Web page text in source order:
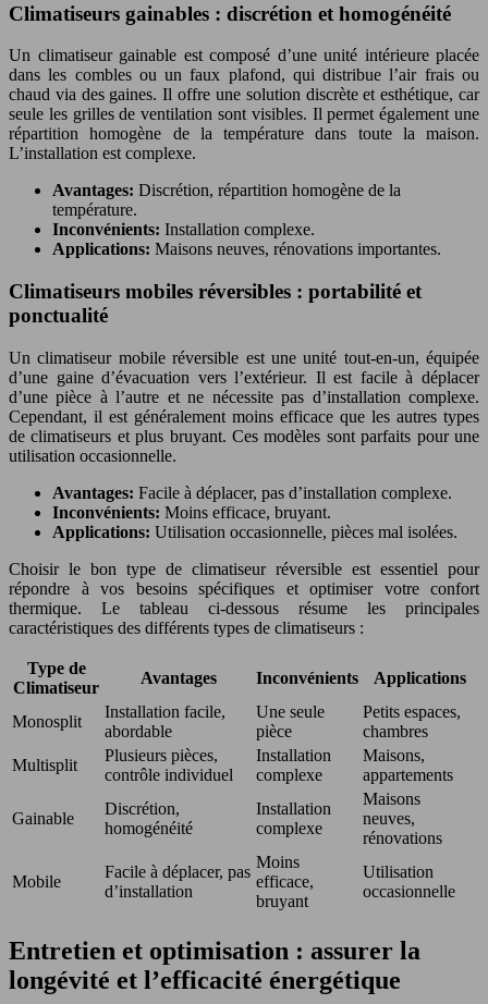
Climatiseurs gainables : discrétion et homogénéité
Un climatiseur gainable est composé d’une unité intérieure placée
dans les combles ou un faux plafond, qui distribue l’air frais ou
chaud via des gaines. Il offre une solution discrète et esthétique, car
seule les grilles de ventilation sont visibles. Il permet également une
répartition homogène de la température dans toute la maison.
L’installation est complexe.
Avantages: Discrétion, répartition homogène de la
température.
Inconvénients: Installation complexe.
Applications: Maisons neuves, rénovations importantes.
Climatiseurs mobiles réversibles : portabilité et
ponctualité
Un climatiseur mobile réversible est une unité tout-en-un, équipée
d’une gaine d’évacuation vers l’extérieur. Il est facile à déplacer
d’une pièce à l’autre et ne nécessite pas d’installation complexe.
Cependant, il est généralement moins efficace que les autres types
de climatiseurs et plus bruyant. Ces modèles sont parfaits pour une
utilisation occasionnelle.
Avantages: Facile à déplacer, pas d’installation complexe.
Inconvénients: Moins efficace, bruyant.
Applications: Utilisation occasionnelle, pièces mal isolées.
Choisir le bon type de climatiseur réversible est essentiel pour
répondre à vos besoins spécifiques et optimiser votre confort
thermique. Le tableau ci-dessous résume les principales
caractéristiques des différents types de climatiseurs :
Type de
Climatiseur
Avantages Inconvénients Applications
Monosplit
Installation facile,
abordable
Une seule
pièce
Petits espaces,
chambres
Multisplit
Plusieurs pièces,
contrôle individuel
Installation
complexe
Maisons,
appartements
Gainable
Discrétion,
homogénéité
Installation
complexe
Maisons
neuves,
rénovations
Mobile
Facile à déplacer, pas
d’installation
Moins
efficace,
bruyant
Utilisation
occasionnelle
Entretien et optimisation : assurer la
longévité et l’efficacité énergétique